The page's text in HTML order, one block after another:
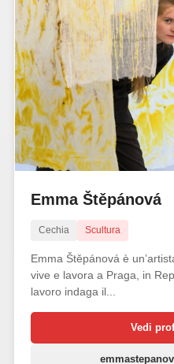
Emma Štěpánová
Cechia Scultura
Emma Štěpánová è
vive e lavora a Praga, in
lavoro indaga il...
Vedi